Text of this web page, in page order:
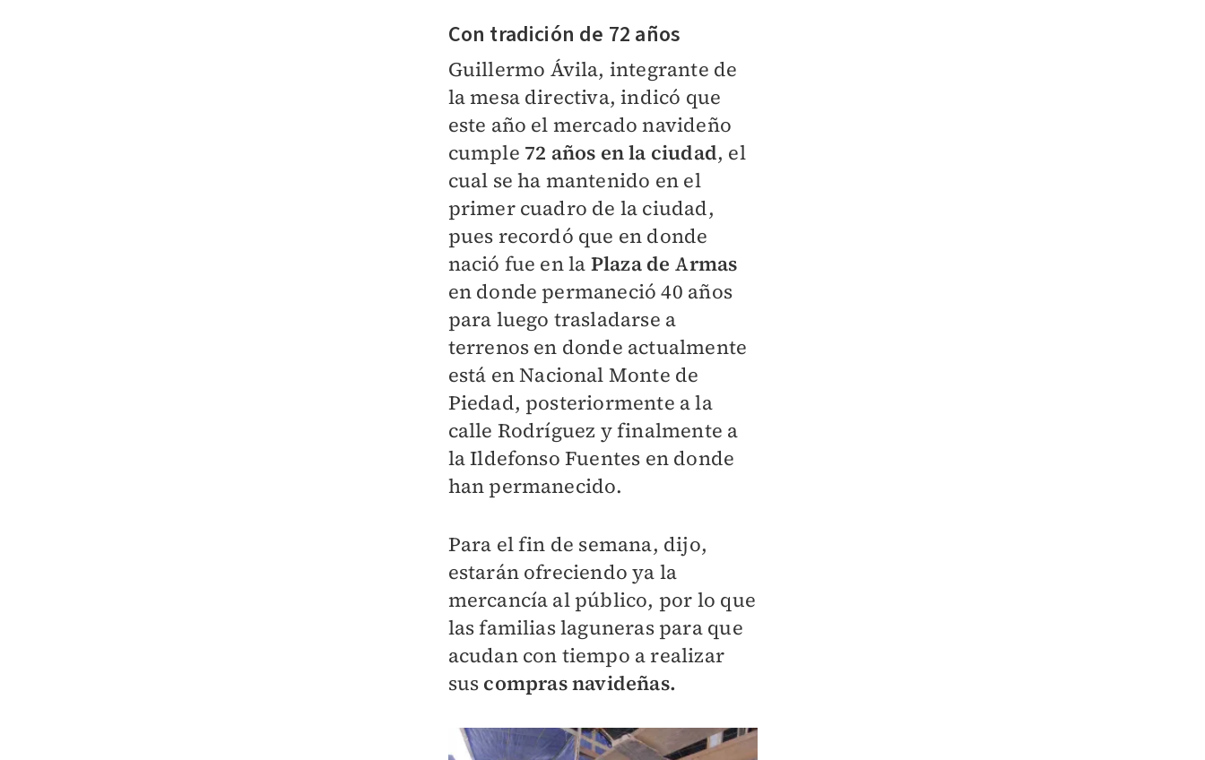
Con tradición de 72 años
Guillermo Ávila, integrante de
la mesa directiva, indicó que
este año el mercado navideño
cumple 72 años en la ciudad, el
cual se ha mantenido en el
primer cuadro de la ciudad,
pues recordó que en donde
nació fue en la Plaza de Armas
en donde permaneció 40 años
para luego trasladarse a
terrenos en donde actualmente
está en Nacional Monte de
Piedad, posteriormente a la
calle Rodríguez y finalmente a
la Ildefonso Fuentes en donde
han permanecido.
Para el fin de semana, dijo,
estarán ofreciendo ya la
mercancía al público, por lo que
las familias laguneras para que
acudan con tiempo a realizar
sus compras navideñas.